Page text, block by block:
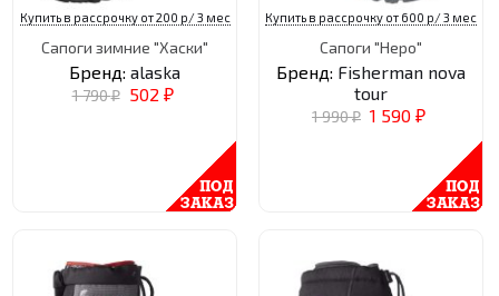
Купить в рассрочку от 200 р/ 3 мес
Сапоги зимние "Хаски"
Бренд: alaska
1 790₽ 502 ₽
Купить в рассрочку от 600 р/ 3 мес
Сапоги "Неро"
Бренд: Fisherman nova
tour
1 990₽ 1 590 ₽